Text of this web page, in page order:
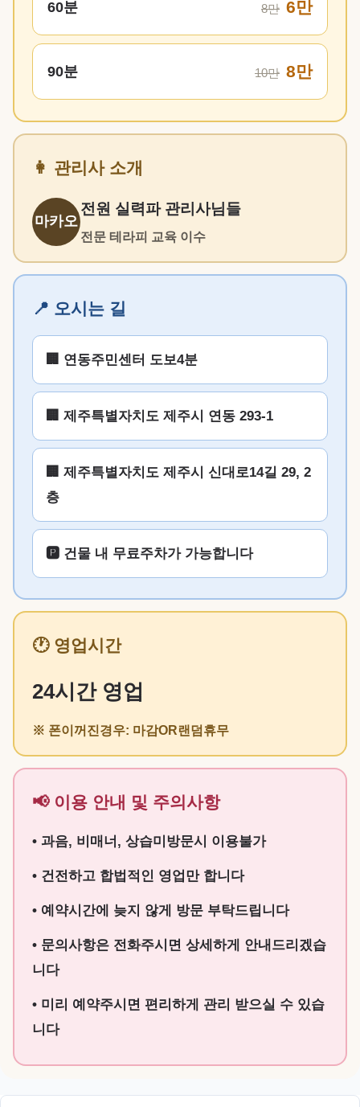
60분 8만 6만
90분 10만 8만
👩 관리사 소개
마카오
전원 실력파 관리사님들
전문 테라피 교육 이수
📍 오시는 길
🏢 연동주민센터 도보4분
🏢 제주특별자치도 제주시 연동 293-1
🏢 제주특별자치도 제주시 신대로14길 29, 2
층
🅿️ 건물 내 무료주차가 가능합니다
🕐 영업시간
24시간 영업
※ 폰이꺼진경우: 마감OR랜덤휴무
📢 이용 안내 및 주의사항
• 과음, 비매너, 상습미방문시 이용불가
• 건전하고 합법적인 영업만 합니다
• 예약시간에 늦지 않게 방문 부탁드립니다
• 문의사항은 전화주시면 상세하게 안내드리겠습
니다
• 미리 예약주시면 편리하게 관리 받으실 수 있습
니다